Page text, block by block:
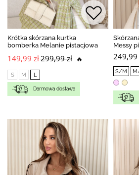
Krótka skórzana kurtka
bomberka Melanie pistacjowa
149,99 zł299,99 zł 🔥
S M L
Darmowa dostawa
Messy
249,99
S/M